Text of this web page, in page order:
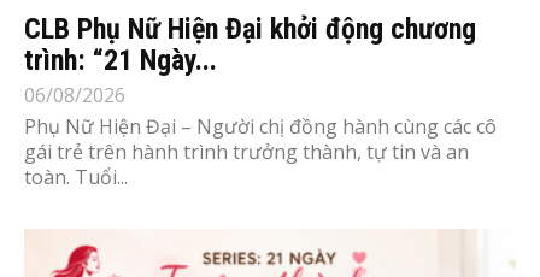
CLB Phụ Nữ Hiện Đại khởi động chương
trình: “21 Ngày...
06/08/2026
Phụ Nữ Hiện Đại – Người chị đồng hành cùng các cô
gái trẻ trên hành trình trưởng thành, tự tin và an
toàn. Tuổi...